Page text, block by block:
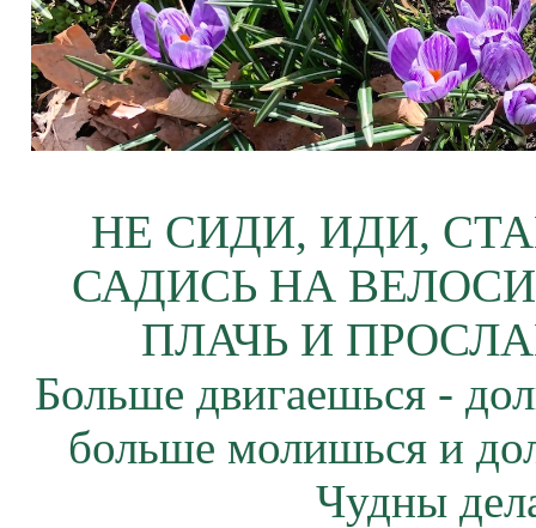
НЕ СИДИ, ИДИ,
САДИСЬ НА
ПЛАЧЬ И
Больше двигаешься -
больше молишься и
Чудны